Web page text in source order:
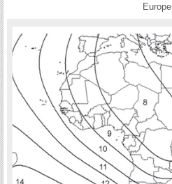
Europe